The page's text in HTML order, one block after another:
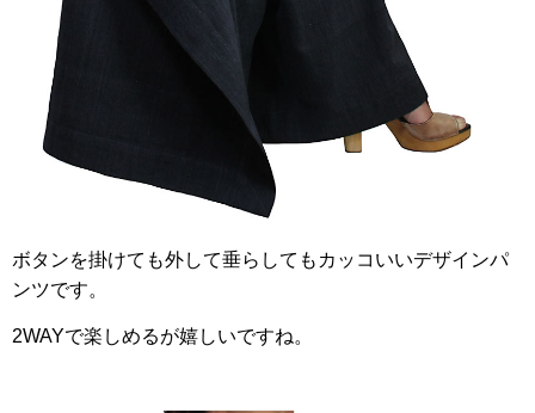
ボタンを掛けても外して垂らしてもカッコいいデザインパ
ンツです。
2WAYで楽しめるが嬉しいですね。